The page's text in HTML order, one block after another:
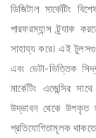
ডিজিটাল মার্কেটিং
পারফরম্যান্স ট্র্যাক
সাহায্য করে। এই
এবং ডেটা-ভিত্তিক
মার্কেটিং এজেন্সির
উদ্ভাবন থেকে উপকৃত
প্রতিযোগিতামূলক থাকতে